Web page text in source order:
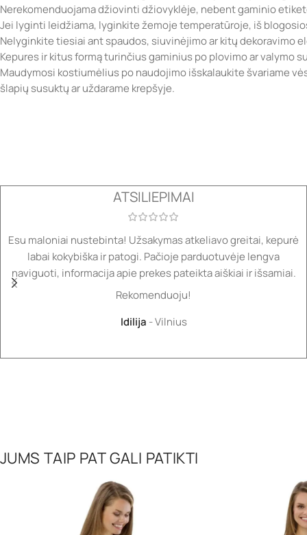
Nerekomenduojama džiovinti džiovyklėje, nebent gaminio
Jei lyginti leidžiama, lyginkite žemoje temperatūroje, iš
Nelyginkite tiesiai ant spaudos, siuvinėjimo ar kitų dekoravimo
Kepures ir kitus formą turinčius gaminius po plovimo ar valymo
Maudymosi kostiumėlius po naudojimo išskalaukite švariame
šlapių susuktų ar uždarame krepšyje.
ATSILIEPIMAI
Esu maloniai nustebinta! Užsakymas atkeliavo greitai, kepurė
labai kokybiška ir patogi. Pačioje parduotuvėje lengva
naviguoti, informacija apie prekes pateikta aiškiai ir išsamiai.
Rekomenduoju!
Idilija
Vilnius
JUMS TAIP PAT GALI PATIKTI